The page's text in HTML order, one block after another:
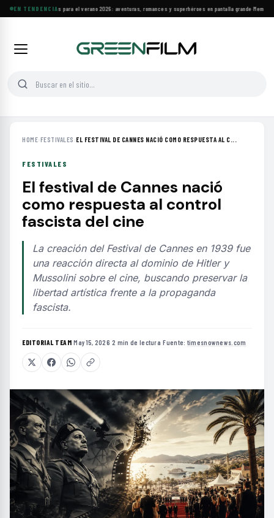
EN TENDENCIA
Estrenos y clásicos para el verano 2026: aventuras, romances y superhéroes en pantalla grande·Memoria
HOME›FESTIVALES ›EL FESTIVAL DE CANNES NACIÓ COMO RESPUESTA AL C...
FESTIVALES
El festival de Cannes nació
como respuesta al control
fascista del cine
La creación del Festival de Cannes en 1939 fue
una reacción directa al dominio de Hitler y
Mussolini sobre el cine, buscando preservar la
libertad artística frente a la propaganda
fascista.
EDITORIAL TEAM·May 15, 2026·2 min de lectura·Fuente: timesnownews.com